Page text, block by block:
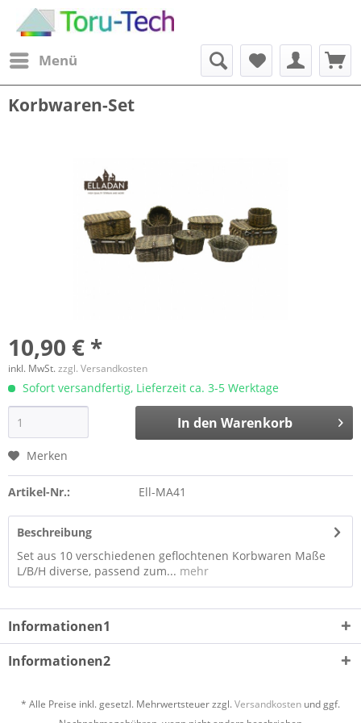
Menü
Korbwaren-Set
10,90 € *
inkl. MwSt.zzgl. Versandkosten
Sofort versandfertig, Lieferzeit ca. 3-5 Werktage
In den Warenkorb
Merken
Artikel-Nr.: Ell-MA41
Beschreibung
Set aus 10 verschiedenen geflochtenen Korbwaren Maße
L/B/H diverse, passend zum... mehr
Informationen1
Informationen2
* Alle Preise inkl. gesetzl. Mehrwertsteuer zzgl.Versandkosten und ggf.